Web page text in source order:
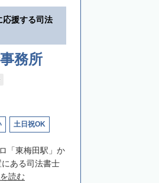
応援する司法
務所
土日祝OK
「東梅田駅」か
ある司法書士
読む